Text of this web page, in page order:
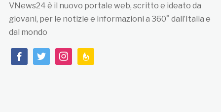
VNews24 è il nuovo portale web, scritto e ideato da
giovani, per le notizie e informazioni a 360° dall’Italia e
dal mondo
facebooktwitterinstagramfeedburner